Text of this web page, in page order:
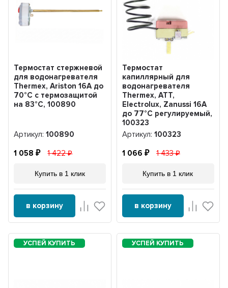
Термостат стержневой
для водонагревателя
Thermex, Ariston 16А до
70°С с термозащитой
на 83°С, 100890
Артикул:100890
1 058 1 422
Купить в 1 клик
в корзину
Термостат
капиллярный для
водонагревателя
Thermex, ATT,
Electrolux, Zanussi 16А
до 77°С регулируемый,
100323
Артикул: 100323
1 066 1 433
Купить в 1 клик
в корзину